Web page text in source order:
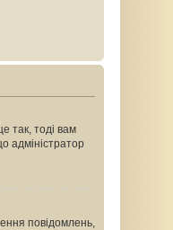
так, тоді вам
адміністратор
повідомлень,